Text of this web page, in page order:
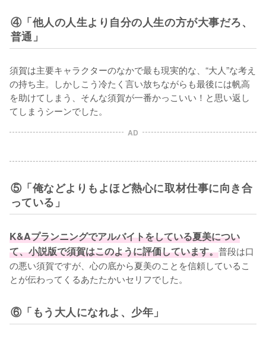
④「他人の人生より自分の人生の方が大事だろ、
普通」
須賀は主要キャラクターのなかで最も現実的な、“大人”な考え
の持ち主。しかしこう冷たく言い放ちながらも最後には帆高
を助けてしまう、そんな須賀が一番かっこいい！と思い返し
てしまうシーンでした。
AD
⑤「俺などよりもよほど熱心に取材仕事に向き合
っている」
K&Aプランニングでアルバイトをしている夏美につい
て、小説版で須賀はこのように評価しています。普段は口
の悪い須賀ですが、心の底から夏美のことを信頼しているこ
とが伝わってくるあたたかいセリフでした。
⑥「もう大人になれよ、少年」